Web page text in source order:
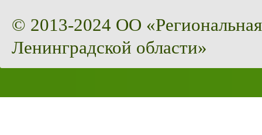
© 2013-2024 ОО
Ленинградской области»